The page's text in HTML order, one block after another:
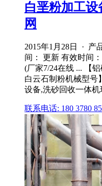
白垩粉加工
网
2015年1月28日 · 产
间： 更新 有效时间
(厂家7/24在线 ... 【
白云石制粉机械型号
设备,洗砂回收一体机
联系电话: 180 3780